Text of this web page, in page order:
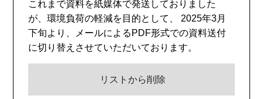
これまで資料を紙媒体で発送しておりました
が、環境負荷の軽減を目的として、 2025年3月
下旬より、メールによるPDF形式での資料送付
に切り替えさせていただいております。
リストから削除